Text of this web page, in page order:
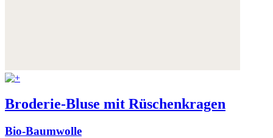
Broderie-Bluse mit Rüschenkragen
Bio-Baumwolle